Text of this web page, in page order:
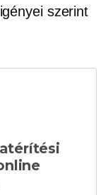
szerint